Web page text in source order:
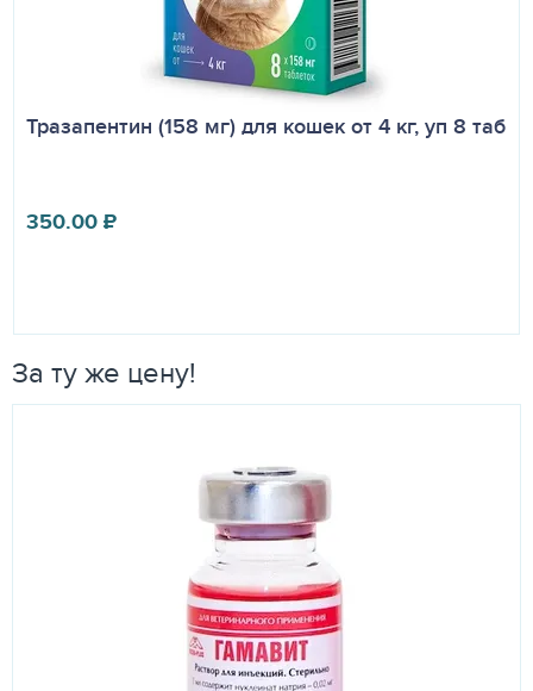
Тразапентин (158 мг) для кошек от 4 кг, уп 8 таб
350.00₽
За ту же цену!